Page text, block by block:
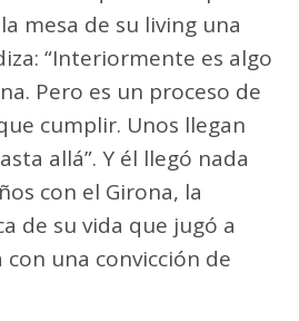
mesa de su living una
“Interiormente es algo
Pero es un proceso de
cumplir. Unos llegan
allá”. Y él llegó nada
con el Girona, la
de su vida que jugó a
una convicción de